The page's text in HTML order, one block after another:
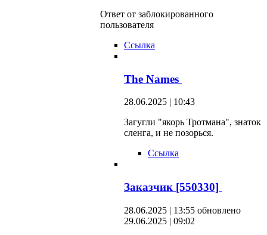
Ответ от заблокированного
пользователя
Ссылка
The Names
28.06.2025 | 10:43
Загугли "якорь Тротмана", знаток
сленга, и не позорься.
Ссылка
Заказчик [550330]
28.06.2025 | 13:55 обновлено
29.06.2025 | 09:02